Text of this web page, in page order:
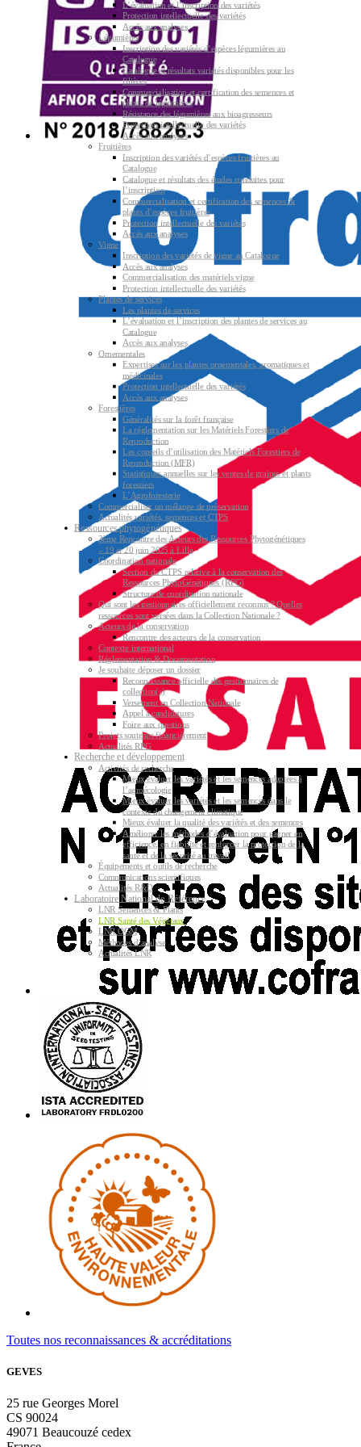
Toutes nos reconnaissances & accréditations
GEVES
25 rue Georges Morel
CS 90024
49071 Beaucouzé cedex
L’évaluation et l’inscription des variétés
Protection intellectuelle des variétés
Accès aux analyses
Légumières
Inscription des variétés d’espèces légumières au
Catalogue
Catalogue et résultats variétés disponibles pour les
filières
Commercialisation et certification des semences et
plants de légumières
Résistance des légumières aux bioagresseurs
Protection intellectuelle des variétés
Accès aux analyses
Fruitières
Inscription des variétés d’espèces fruitières au
Catalogue
Catalogue et résultats des études conduites pour
l’inscription
Commercialisation et certification des semences &
plants d’espèces fruitières
Protection intellectuelle des variétés
Accès aux analyses
Vigne
Inscription des variétés de vigne au Catalogue
Accès aux analyses
Commercialisation des matériels vigne
Protection intellectuelle des variétés
Plantes de services
Les plantes de services
L’évaluation et l’inscription des plantes de services au
Catalogue
Accès aux analyses
Ornementales
Expertises sur les plantes ornementales, aromatiques et
médicinales
Protection intellectuelle des variétés
Accès aux analyses
Forestières
Généralités sur la forêt française
La réglementation sur les Matériels Forestiers de
Reproduction
Les conseils d’utilisation des Matériels Forestiers de
Reproduction (MFR)
Statistiques annuelles sur les ventes de graines et plants
forestiers
L’Agroforesterie
Commercialiser un mélange de préservation
Actualités variétés, semences et CTPS
Ressources phytogénétiques
3ème Rencontre des Acteurs des Ressources Phytogénétiques
– 19 et 20 juin 2025 à Lille
Coordination nationale
Section du CTPS relative à la conservation des
Ressources PhytoGénétiques (RPG)
Structure de coordination nationale
Qui sont les gestionnaires officiellement reconnus ? Quelles
ressources sont versées dans la Collection Nationale ?
Acteurs de la conservation
Rencontre des acteurs de la conservation
Contexte international
Réglementation & Documentation
Je souhaite déposer un dossier
Reconnaissance officielle des gestionnaires de
collection(s)
Versement en Collection Nationale
Appel à candidatures
Foire aux questions
Projets soutenus financièrement
Actualités RPG
Recherche et développement
Activités de recherche
Mieux évaluer les variétés et les semences adaptées à
l’agroécologie
Mieux évaluer les variétés et les semences dans le
contexte du changement climatique
Mieux évaluer la qualité des variétés et des semences
Améliorer les méthodes d’évaluation pour gagner en
efficience, en fiabilité et renforcer la protection de la
santé et de la sécurité au travail
Équipements et outils de recherche
Communications scientifiques
Actualités R&D
Laboratoire National de Référence
LNR Semences & Plants
LNR Santé des Végétaux
LNR OGM
Méthodes d’analyse
Actualités LNR